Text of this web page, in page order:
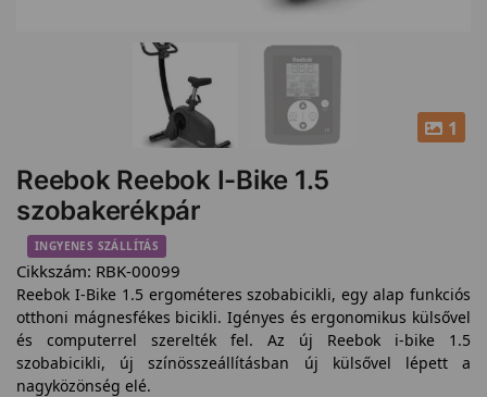
1
Reebok Reebok I-Bike 1.5
szobakerékpár
INGYENES SZÁLLÍTÁS
Cikkszám: RBK-00099
Reebok I-Bike 1.5 ergométeres szobabicikli, egy alap funkciós
otthoni mágnesfékes bicikli. Igényes és ergonomikus külsővel
és computerrel szerelték fel. Az új Reebok i-bike 1.5
szobabicikli, új színösszeállításban új külsővel lépett a
nagyközönség elé.